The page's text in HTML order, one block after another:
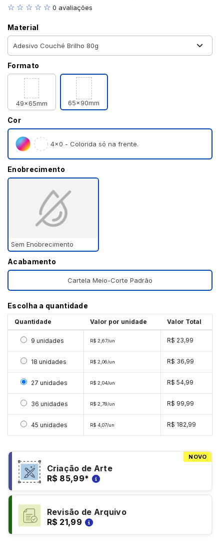
☆ ☆ ☆ ☆ ☆ 0 avaliações
Material
Formato
49x65mm 65x90mm
Cor
4×0 - Colorida só na frente.
Enobrecimento
Sem Enobrecimento
Acabamento
Cartela Meio-Corte Padrão
Escolha a quantidade
Quantidade Valor por unidade Valor Total
Selecionar 9 unidades
9 unidades R$ 2,67/un R$ 23,99
Selecionar 18 unidades
18 unidades R$ 2,06/un R$ 36,99
Selecionar 27 unidades
27 unidades R$ 2,04/un R$ 54,99
Selecionar 36 unidades
36 unidades R$ 2,78/un R$ 99,99
Selecionar 45 unidades
45 unidades R$ 4,07/un R$ 182,99
NOVO
Criação de Arte
R$ 85,99*
Revisão de Arquivo
R$ 21,99